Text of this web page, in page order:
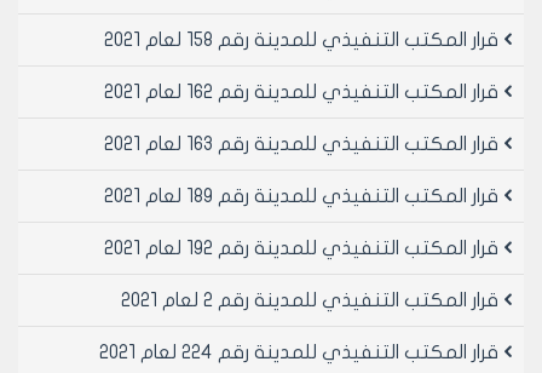
قرار المكتب التنفيذي للمدينة رقم 158 لعام 2021
قرار المكتب التنفيذي للمدينة رقم 162 لعام 2021
قرار المكتب التنفيذي للمدينة رقم 163 لعام 2021
قرار المكتب التنفيذي للمدينة رقم 189 لعام 2021
قرار المكتب التنفيذي للمدينة رقم 192 لعام 2021
قرار المكتب التنفيذي للمدينة رقم 2 لعام 2021
قرار المكتب التنفيذي للمدينة رقم 224 لعام 2021